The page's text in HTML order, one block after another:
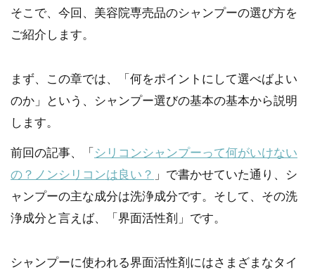
そこで、今回、美容院専売品のシャンプーの選び方を
ご紹介します。
まず、この章では、「何をポイントにして選べばよい
のか」という、シャンプー選びの基本の基本から説明
します。
前回の記事、「 シリコンシャンプーって何がいけない
の？ノンシリコンは良い？ 」で書かせていた通り、シ
ャンプーの主な成分は洗浄成分です。そして、その洗
浄成分と言えば、「界面活性剤」です。
シャンプーに使われる界面活性剤にはさまざまなタイ